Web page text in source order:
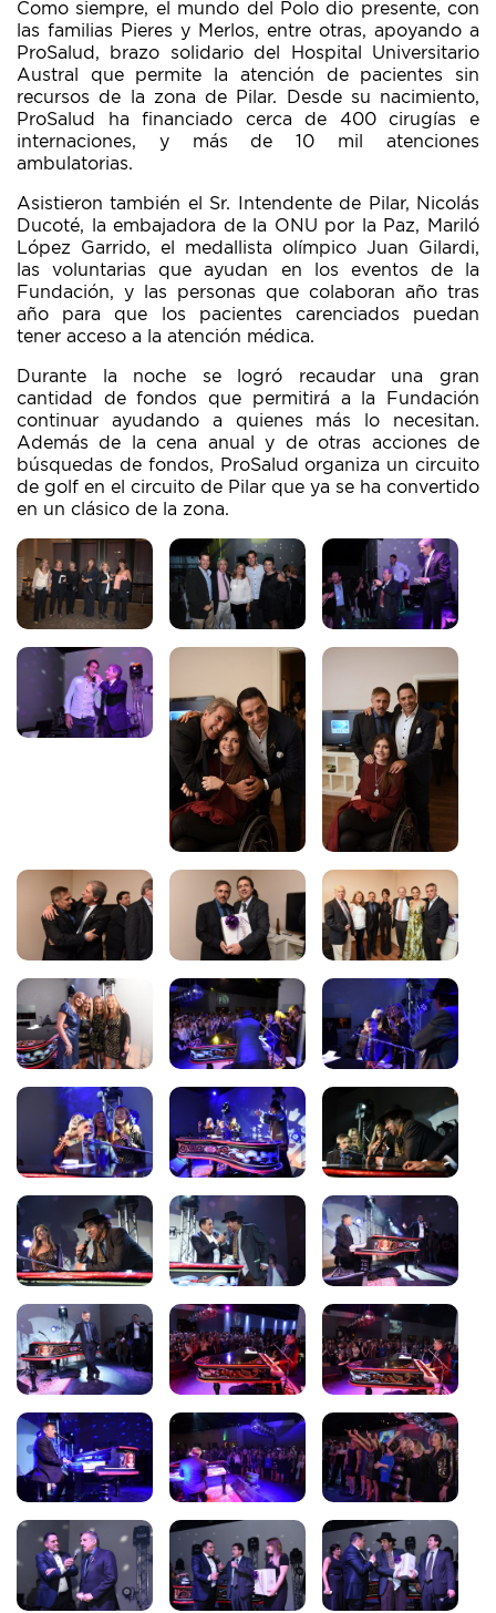
Como siempre, el mundo del Polo dio presente, con
las familias Pieres y Merlos, entre otras, apoyando a
ProSalud, brazo solidario del Hospital Universitario
Austral que permite la atención de pacientes sin
recursos de la zona de Pilar. Desde su nacimiento,
ProSalud ha financiado cerca de 400 cirugías e
internaciones, y más de 10 mil atenciones
ambulatorias.
Asistieron también el Sr. Intendente de Pilar, Nicolás
Ducoté, la embajadora de la ONU por la Paz, Mariló
López Garrido, el medallista olímpico Juan Gilardi,
las voluntarias que ayudan en los eventos de la
Fundación, y las personas que colaboran año tras
año para que los pacientes carenciados puedan
tener acceso a la atención médica.
Durante la noche se logró recaudar una gran
cantidad de fondos que permitirá a la Fundación
continuar ayudando a quienes más lo necesitan.
Además de la cena anual y de otras acciones de
búsquedas de fondos, ProSalud organiza un circuito
de golf en el circuito de Pilar que ya se ha convertido
en un clásico de la zona.